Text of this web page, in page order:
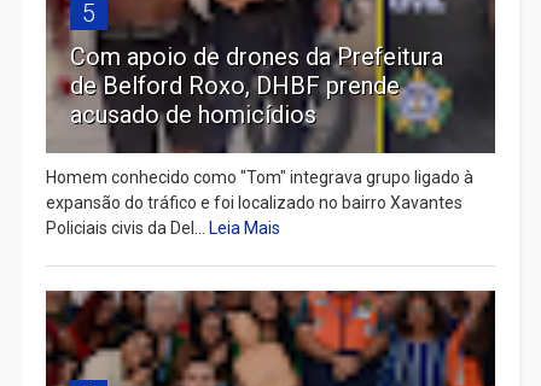
5
Com apoio de drones da Prefeitura
de Belford Roxo, DHBF prende
acusado de homicídios
Homem conhecido como "Tom" integrava grupo ligado à
expansão do tráfico e foi localizado no bairro Xavantes
Policiais civis da Del... Leia Mais